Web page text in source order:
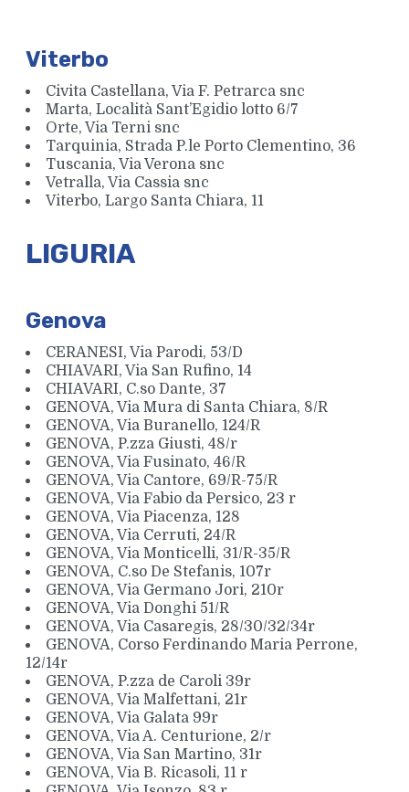
Viterbo
Civita Castellana, Via F. Petrarca snc
Marta, Località Sant’Egidio lotto 6/7
Orte, Via Terni snc
Tarquinia, Strada P.le Porto Clementino, 36
Tuscania, Via Verona snc
Vetralla, Via Cassia snc
Viterbo, Largo Santa Chiara, 11
LIGURIA
Genova
CERANESI, Via Parodi, 53/D
CHIAVARI, Via San Rufino, 14
CHIAVARI, C.so Dante, 37
GENOVA, Via Mura di Santa Chiara, 8/R
GENOVA, Via Buranello, 124/R
GENOVA, P.zza Giusti, 48/r
GENOVA, Via Fusinato, 46/R
GENOVA, Via Cantore, 69/R-75/R
GENOVA, Via Fabio da Persico, 23 r
GENOVA, Via Piacenza, 128
GENOVA, Via Cerruti, 24/R
GENOVA, Via Monticelli, 31/R-35/R
GENOVA, C.so De Stefanis, 107r
GENOVA, Via Germano Jori, 210r
GENOVA, Via Donghi 51/R
GENOVA, Via Casaregis, 28/30/32/34r
GENOVA, Corso Ferdinando Maria Perrone,
12/14r
GENOVA, P.zza de Caroli 39r
GENOVA, Via Malfettani, 21r
GENOVA, Via Galata 99r
GENOVA, Via A. Centurione, 2/r
GENOVA, Via San Martino, 31r
GENOVA, Via B. Ricasoli, 11 r